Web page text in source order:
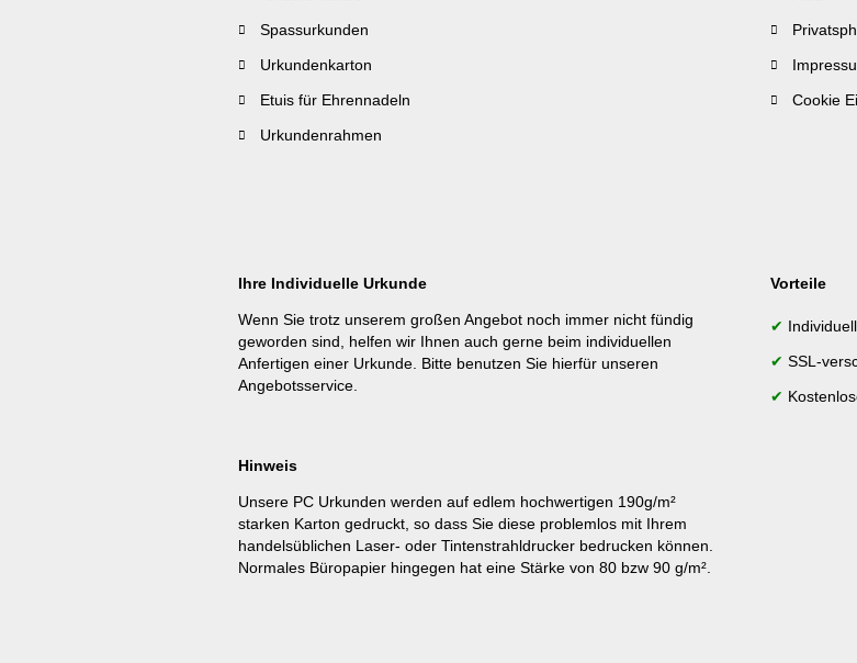
Spassurkunden
Urkundenkarton
Etuis für Ehrennadeln
Urkundenrahmen
Cookie
Ihre Individuelle Urkunde
Wenn Sie trotz unserem großen Angebot noch immer nicht fündig
geworden sind, helfen wir Ihnen auch gerne beim individuellen
Anfertigen einer Urkunde. Bitte benutzen Sie hierfür unseren
Angebotsservice
Hinweis
Unsere PC Urkunden werden auf edlem hochwertigen 190g/m²
starken Karton gedruckt, so dass Sie diese problemlos mit Ihrem
handelsüblichen Laser- oder Tintenstrahldrucker bedrucken können.
Normales Büropapier hingegen hat eine Stärke von 80 bzw 90 g/m².
Vorteile
✔
✔ SSL-
✔